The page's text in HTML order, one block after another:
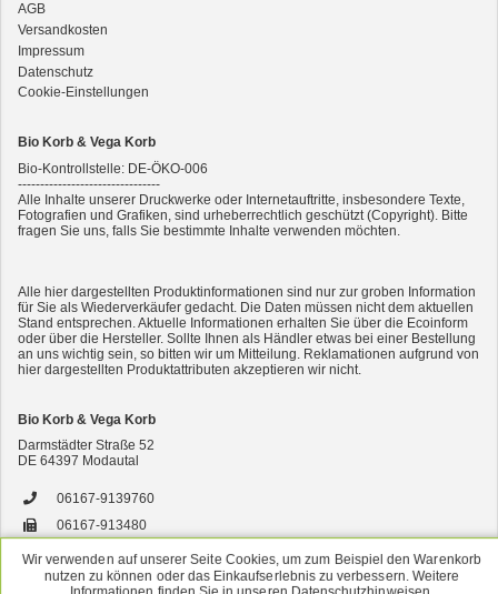
3er-SET Bio Sticks Soft (weiche Hundeleckerli) Huhn 150g Dog's Love
AGB
Versandkosten
Impressum
Datenschutz
Cookie-Einstellungen
Bio Korb & Vega Korb
Bio-Kontrollstelle: DE-ÖKO-006
--------------------------------
Alle Inhalte unserer Druckwerke oder Internetauftritte, insbesondere Texte,
Fotografien und Grafiken, sind urheberrechtlich geschützt (Copyright). Bitte
fragen Sie uns, falls Sie bestimmte Inhalte verwenden möchten.
Alle hier dargestellten Produktinformationen sind nur zur groben Information
für Sie als Wiederverkäufer gedacht. Die Daten müssen nicht dem aktuellen
Stand entsprechen. Aktuelle Informationen erhalten Sie über die Ecoinform
oder über die Hersteller. Sollte Ihnen als Händler etwas bei einer Bestellung
an uns wichtig sein, so bitten wir um Mitteilung. Reklamationen aufgrund von
hier dargestellten Produktattributen akzeptieren wir nicht.
Bio Korb & Vega Korb
Darmstädter Straße 52
DE 64397 Modautal
06167-9139760
06167-913480
versand@bsbio.de
www.bio-korb.de
Wir verwenden auf unserer Seite Cookies, um zum Beispiel den Warenkorb
nutzen zu können oder das Einkaufserlebnis zu verbessern. Weitere